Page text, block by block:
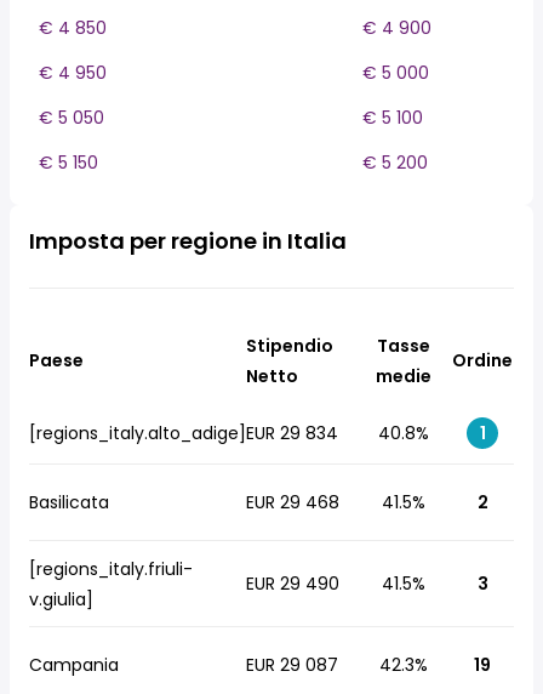
€ 4 850
€ 4 900
€ 4 950
€ 5 000
€ 5 050
€ 5 100
€ 5 150
€ 5 200
Imposta per regione in Italia
Paese
Stipendio
Netto
Tasse
medie
Ordine
[regions_italy.alto_adige]EUR 29 834 40.8% 1
Basilicata EUR 29 468 41.5% 2
[regions_italy.friuli-
v.giulia]
EUR 29 490 41.5% 3
Campania EUR 29 087 42.3% 19